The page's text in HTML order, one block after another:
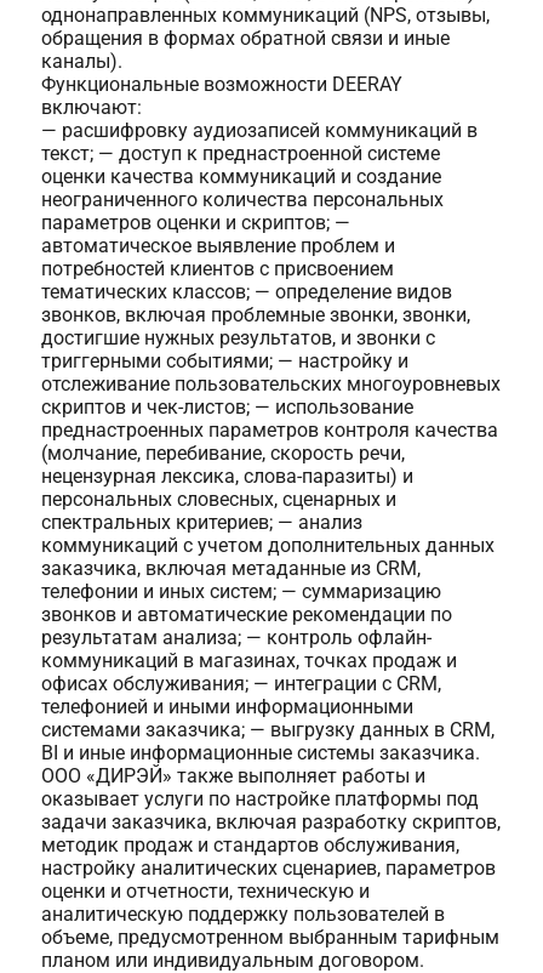
однонаправленных коммуникаций (NPS, отзывы,
обращения в формах обратной связи и иные
каналы).
Функциональные возможности DEERAY
включают:
— расшифровку аудиозаписей коммуникаций в
текст; — доступ к преднастроенной системе
оценки качества коммуникаций и создание
неограниченного количества персональных
параметров оценки и скриптов; —
автоматическое выявление проблем и
потребностей клиентов с присвоением
тематических классов; — определение видов
звонков, включая проблемные звонки, звонки,
достигшие нужных результатов, и звонки с
триггерными событиями; — настройку и
отслеживание пользовательских многоуровневых
скриптов и чек-листов; — использование
преднастроенных параметров контроля качества
(молчание, перебивание, скорость речи,
нецензурная лексика, слова-паразиты) и
персональных словесных, сценарных и
спектральных критериев; — анализ
коммуникаций с учетом дополнительных данных
заказчика, включая метаданные из CRM,
телефонии и иных систем; — суммаризацию
звонков и автоматические рекомендации по
результатам анализа; — контроль офлайн-
коммуникаций в магазинах, точках продаж и
офисах обслуживания; — интеграции с CRM,
телефонией и иными информационными
системами заказчика; — выгрузку данных в CRM,
BI и иные информационные системы заказчика.
ООО «ДИРЭЙ» также выполняет работы и
оказывает услуги по настройке платформы под
задачи заказчика, включая разработку скриптов,
методик продаж и стандартов обслуживания,
настройку аналитических сценариев, параметров
оценки и отчетности, техническую и
аналитическую поддержку пользователей в
объеме, предусмотренном выбранным тарифным
планом или индивидуальным договором.